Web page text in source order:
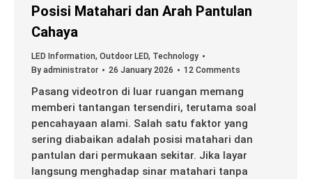
Posisi Matahari dan Arah Pantulan
Cahaya
LED Information, Outdoor LED, Technology
By administrator 26 January 2026 12 Comments
Pasang videotron di luar ruangan memang
memberi tantangan tersendiri, terutama soal
pencahayaan alami. Salah satu faktor yang
sering diabaikan adalah posisi matahari dan
pantulan dari permukaan sekitar. Jika layar
langsung menghadap sinar matahari tanpa